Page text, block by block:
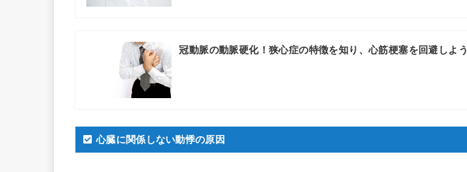
冠動脈の動脈硬化！狭心症の特徴を知り、心筋梗塞を回避しよう
心臓に関係しない動悸の原因